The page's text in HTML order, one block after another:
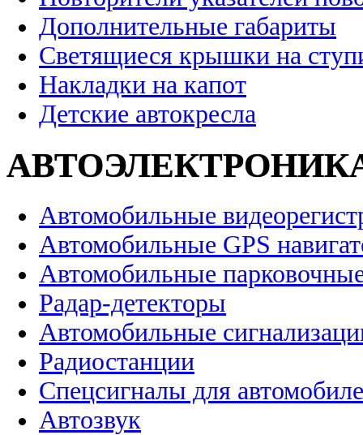
Дополнительные габариты
Светящиеся крышки на
Накладки на капот
Детские автокресла
Автомобильные
Автомобильные GPS
Автомобильные
Радар-детекторы
Автомобильные
Радиостанции
Спецсигналы для
Автозвук